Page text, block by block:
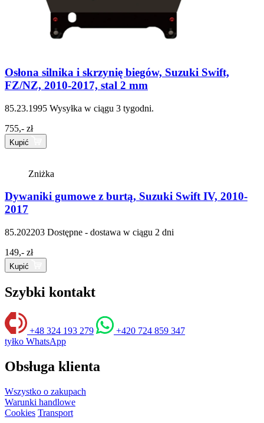
Osłona silnika i skrzynię biegów, Suzuki Swift,
FZ/NZ, 2010-2017, stal 2 mm
85.23.1995 Wysyłka w ciągu 3 tygodni.
755,- zł
Kupić
Zniżka
Dywaniki gumowe z burtą, Suzuki Swift IV, 2010-
2017
85.202203 Dostępne - dostawa w ciągu 2 dni
149,- zł
Kupić
Szybki kontakt
+48 324 193 279
+420 724 859 347
tyłko WhatsApp
Obsługa klienta
Wszystko o zakupach
Warunki handlowe
Cookies Transport